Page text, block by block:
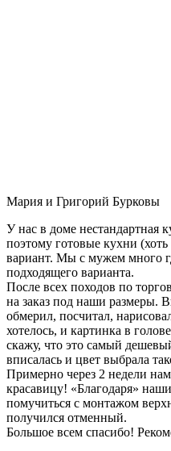
Мария и Григорий Бурковы
У нас в доме нестандартная
поэтому готовые кухни
вариант. Мы с мужем много
подходящего варианта.
После всех походов по
на заказ под наши размеры.
обмерил, посчитал,
хотелось, и картинка в
скажу, что это самый
вписалась и цвет выбрала
Примерно через 2 недели
красавицу! «Благодаря»
помучиться с монтажом
получился отменный.
Большое всем спасибо!